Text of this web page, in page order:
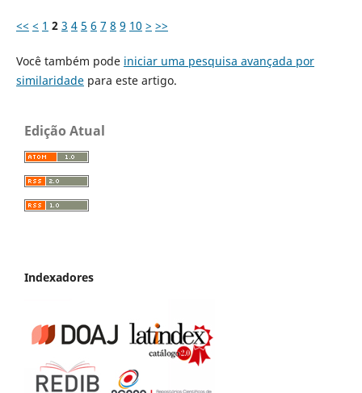
<< < 1 2 3 4 5 6 7 8 9 10 > >>
Você também pode iniciar uma pesquisa avançada por
similaridadepara este artigo.
Edição Atual
Indexadores